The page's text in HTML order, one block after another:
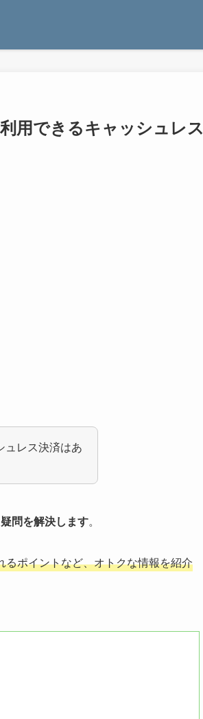
用できるキャッシュレス
ュレス決済はあ
問を解決します。
ポイントなど、オトクな情報を紹介